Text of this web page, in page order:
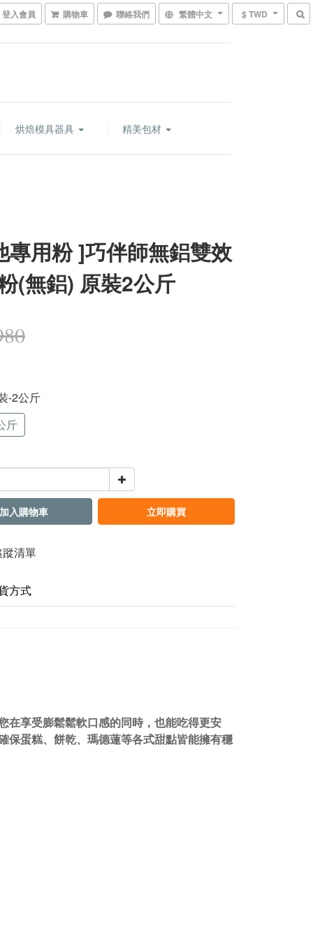
登入會員 購物車 聯絡我們 繁體中文 $ TWD
烘焙模具器具 精美包材
專用粉 ]巧伴師無鋁雙效
(無鋁) 原裝2公斤
-2公斤
斤
加入購物車 立即購買
清單
方式
在享受膨鬆鬆軟口感的同時，也能吃得更安
保蛋糕、餅乾、瑪德蓮等各式甜點皆能擁有穩